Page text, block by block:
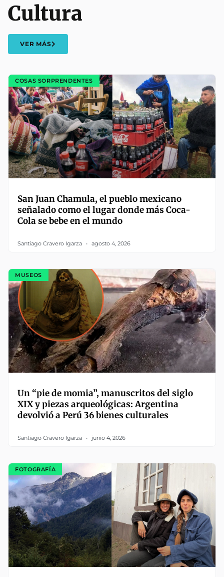
Cultura
VER MÁS
COSAS SORPRENDENTES
San Juan Chamula, el pueblo mexicano
señalado como el lugar donde más Coca-
Cola se bebe en el mundo
Santiago Cravero Igarza agosto 4, 2026
MUSEOS
Un “pie de momia”, manuscritos del siglo
XIX y piezas arqueológicas: Argentina
devolvió a Perú 36 bienes culturales
Santiago Cravero Igarza junio 4, 2026
FOTOGRAFÍA